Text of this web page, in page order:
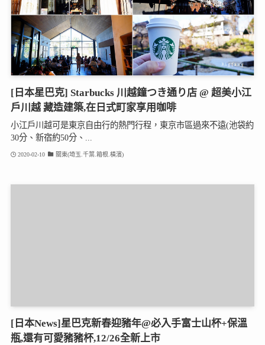
[日本星巴克] Starbucks 川越鐘つき通り店 @ 超美小江
戶川越 藏造建築,在日式町家享用咖啡
小江戶川越可是東京自由行的熱門行程，東京市區過來不遠(池袋約
30分、新宿約50分、...
2020-02-10 關東(埼玉.千葉.箱根.橫濱)
[日本News]星巴克新春迎豬年@必入手富士山杯+保溫
瓶,還有可愛豬豬杯,12/26全新上市